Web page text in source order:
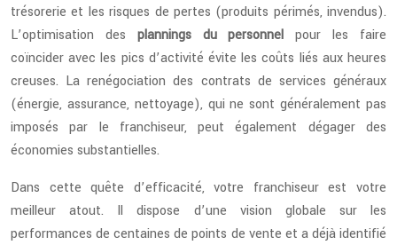
trésorerie et les risques de pertes (produits périmés, invendus).
L’optimisation des plannings du personnel pour les faire
coïncider avec les pics d’activité évite les coûts liés aux heures
creuses. La renégociation des contrats de services généraux
(énergie, assurance, nettoyage), qui ne sont généralement pas
imposés par le franchiseur, peut également dégager des
économies substantielles.
Dans cette quête d’efficacité, votre franchiseur est votre
meilleur atout. Il dispose d’une vision globale sur les
performances de centaines de points de vente et a déjà identifié